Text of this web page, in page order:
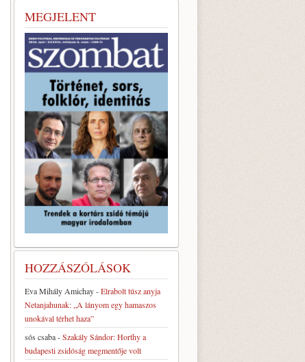
MEGJELENT
HOZZÁSZÓLÁSOK
Eva Mihály Amichay-Elrabolt túsz anyja
Netanjahunak: „A lányom egy hamaszos
unokával térhet haza”
sós csaba-Szakály Sándor: Horthy a
budapesti zsidóság megmentője volt